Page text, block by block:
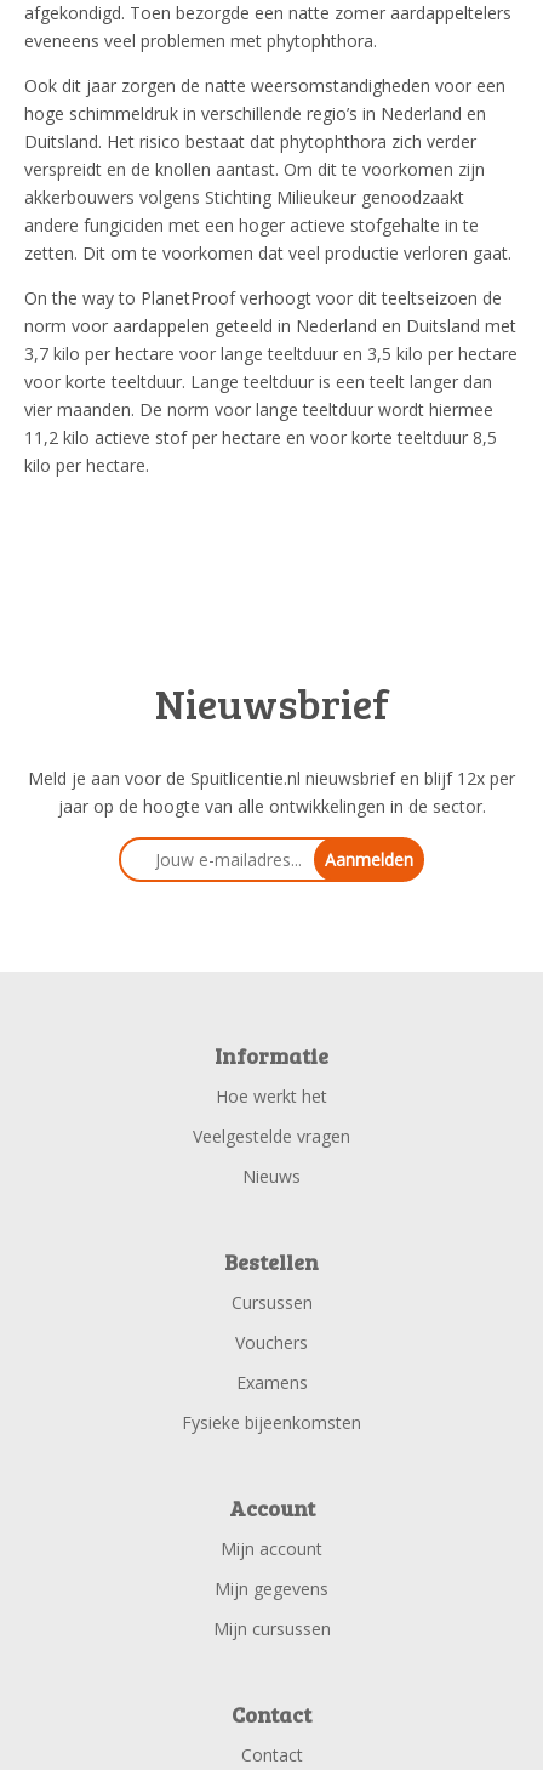
afgekondigd. Toen bezorgde een natte zomer aardappeltelers
eveneens veel problemen met phytophthora.
Ook dit jaar zorgen de natte weersomstandigheden voor een
hoge schimmeldruk in verschillende regio’s in Nederland en
Duitsland. Het risico bestaat dat phytophthora zich verder
verspreidt en de knollen aantast. Om dit te voorkomen zijn
akkerbouwers volgens Stichting Milieukeur genoodzaakt
andere fungiciden met een hoger actieve stofgehalte in te
zetten. Dit om te voorkomen dat veel productie verloren gaat.
On the way to PlanetProof verhoogt voor dit teeltseizoen de
norm voor aardappelen geteeld in Nederland en Duitsland met
3,7 kilo per hectare voor lange teeltduur en 3,5 kilo per hectare
voor korte teeltduur. Lange teeltduur is een teelt langer dan
vier maanden. De norm voor lange teeltduur wordt hiermee
11,2 kilo actieve stof per hectare en voor korte teeltduur 8,5
kilo per hectare.
Nieuwsbrief
Meld je aan voor de Spuitlicentie.nl nieuwsbrief en blijf 12x per
jaar op de hoogte van alle ontwikkelingen in de sector.
Aanmelden
Informatie
Hoe werkt het
Veelgestelde vragen
Nieuws
Bestellen
Cursussen
Vouchers
Examens
Fysieke bijeenkomsten
Account
Mijn account
Mijn gegevens
Mijn cursussen
Contact
Contact